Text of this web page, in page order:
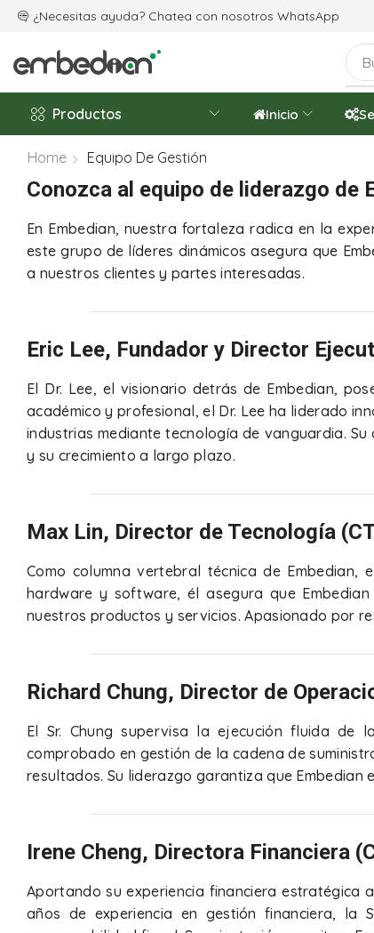
¿Necesitas ayuda? Chatea con nosotros WhatsApp
celebrando el 20.º aniversario de la empresa
Productos Inicio
Home Equipo De Gestión
Conozca al equipo de liderazgo de
En Embedian, nuestra fortaleza radica en la
este grupo de líderes dinámicos asegura que
a nuestros clientes y partes interesadas.
Eric Lee, Fundador y Director
El Dr. Lee, el visionario detrás de Embedian,
académico y profesional, el Dr. Lee ha liderado
industrias mediante tecnología de vanguardia.
y su crecimiento a largo plazo.
Max Lin, Director de Tecnología
Como columna vertebral técnica de
hardware y software, él asegura que
nuestros productos y servicios. Apasionado por
Richard Chung, Director de
El Sr. Chung supervisa la ejecución fluida de
comprobado en gestión de la cadena de
resultados. Su liderazgo garantiza que
Irene Cheng, Directora Financiera
Aportando su experiencia financiera estratégica
años de experiencia en gestión financiera, la